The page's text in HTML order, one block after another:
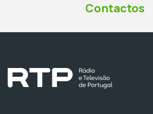
Contactos